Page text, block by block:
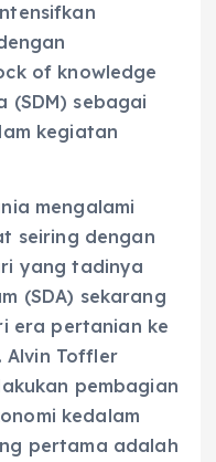
of knowledge
(SDM) sebagai
kegiatan
mengalami
seiring dengan
yang tadinya
(SDA) sekarang
era pertanian ke
Alvin Toffler
pembagian
kedalam
pertama adalah